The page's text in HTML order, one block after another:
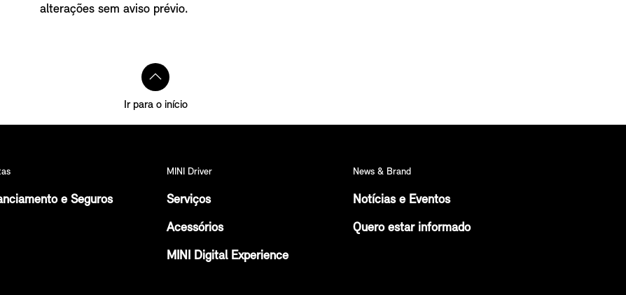
alterações sem aviso prévio.
Ir para o início
e Seguros
MINI Driver
Serviços
Acessórios
MINI Digital Experience
News & Brand
Notícias e Eventos
Quero estar informado